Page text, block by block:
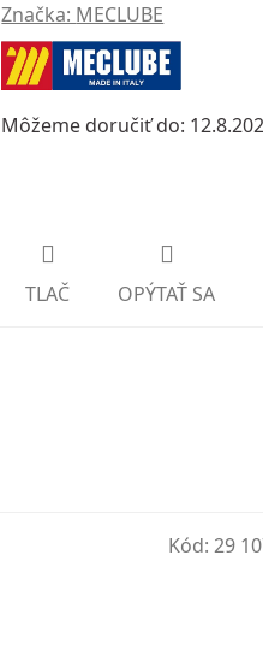
Značka: MECLUBE
Môžeme doručiť do:
TLAČ OPÝTAŤ SA
Kód: 29